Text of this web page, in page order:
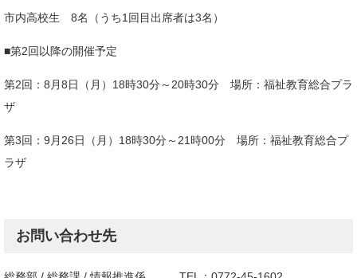
市内高校生 8名（うち1回目出席者は3名）
■第2回以降の開催予定
第2回：8月8日（月）18時30分～20時30分 場所：福祉教育総合プラ
ザ
第3回：9月26日（月）18時30分～21時00分 場所：福祉教育総合プ
ラザ
お問い合わせ先